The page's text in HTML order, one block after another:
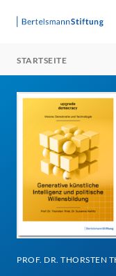
STARTSEITE
PROF. DR. THORSTEN